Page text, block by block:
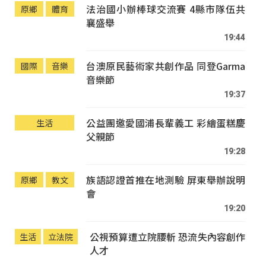
原鄉 體育
法治國小辦棒球交流賽 4縣市隊伍共
襄盛舉
19:44
國際 音樂
台澳原民藝術家共創作品 同登Garma
音樂節
19:37
生活
公益團邀愛國浦長輩義工 彩繪蛋糕慶
父親節
19:28
原鄉 教文
族語認證首推在地測驗 屏東舉辦說明
會
19:20
生活 立法院
公視預算遭立院腰斬 恐流失內容創作
人才